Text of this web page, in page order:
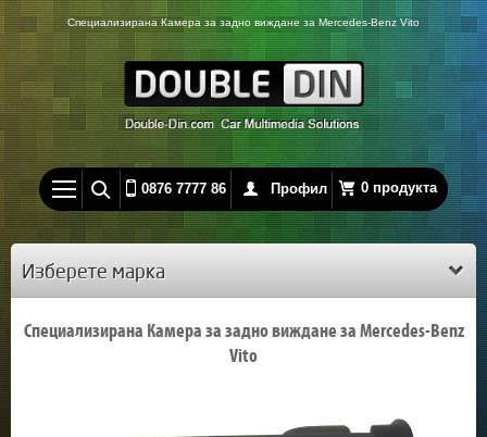
Специализирана Камера за задно виждане за Mercedes-Benz Vito
0876 7777 86 Профил 0 продукта
Изберете марка
Специализирана Камера за задно виждане за Mercedes-Benz
Vito